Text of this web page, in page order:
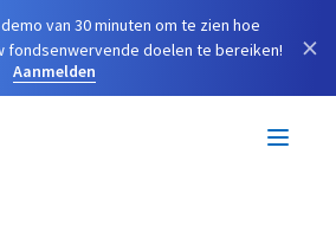
van 30 minuten om te zien hoe
fondsenwervende doelen te bereiken!
Aanmelden
×